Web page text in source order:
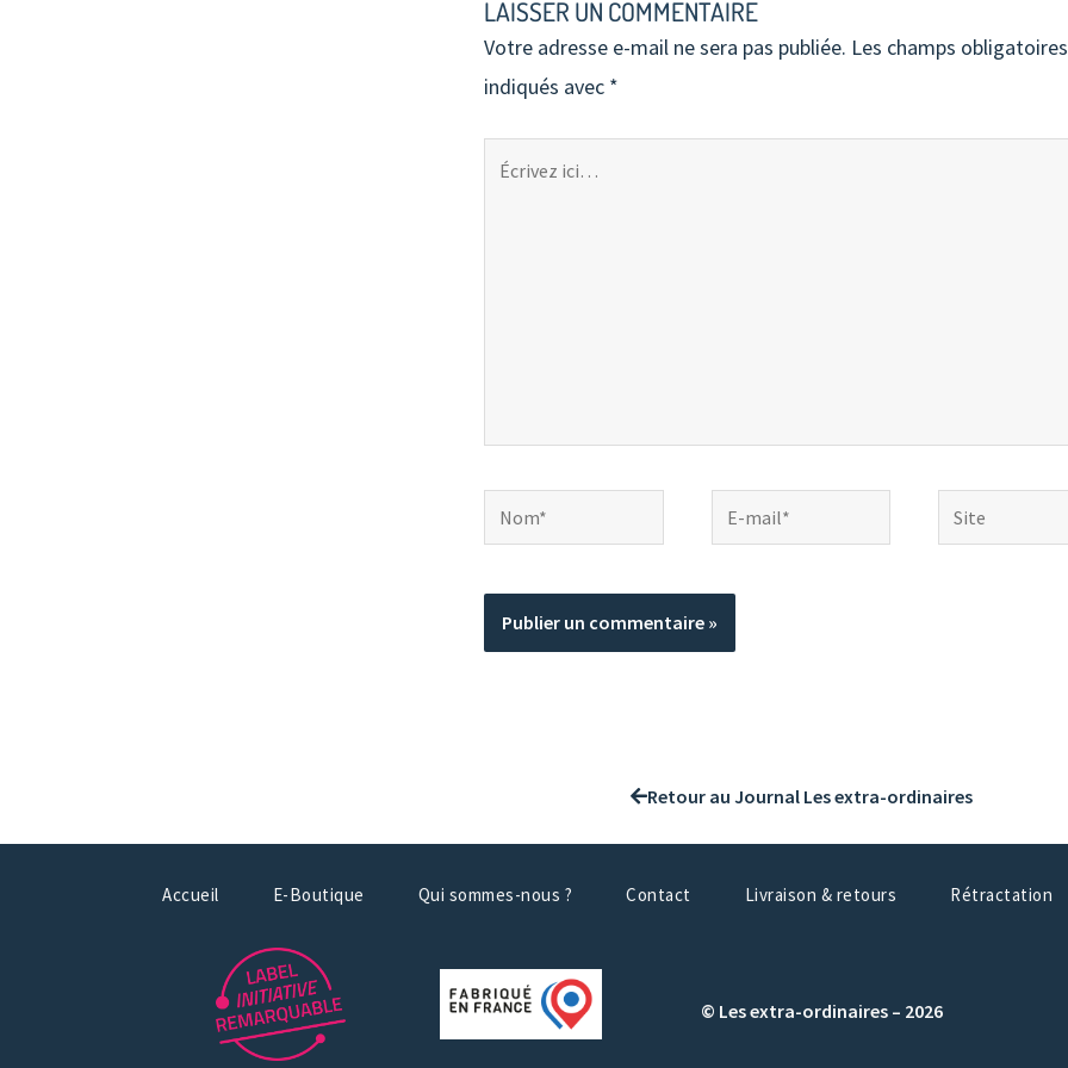
LAISSER UN COMMENTAIRE
Votre adresse e-mail ne sera pas publiée. Les champs
indiqués avec *
Écrivez
Nom*
mail*
Site
Retour au Journal Les extra-ordinaires
Accueil E-Boutique Qui sommes-nous ? Contact Livraison & retours Rétractation
© Les extra-ordinaires – 2026